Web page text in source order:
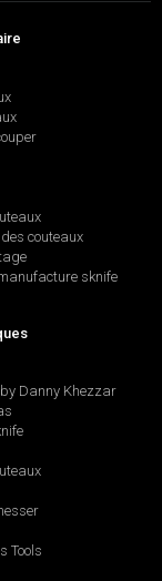
couteaux
sknife
Danny Khezzar
Tools